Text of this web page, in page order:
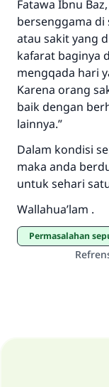
Fatawa Ibnu
bersenggama di
atau sakit yang
kafarat baginya
mengqada hari
Karena orang
baik dengan
lainnya.”
Dalam kondisi
maka anda
untuk sehari
Wallahua’lam .
Permasalahan
Bantu kami
"Siapa
meka dia
sama